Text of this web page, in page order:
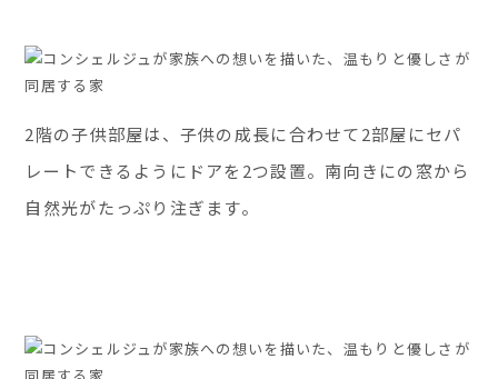
2階の子供部屋は、子供の成長に合わせて2部屋にセパ
レートできるようにドアを2つ設置。南向きにの窓から
自然光がたっぷり注ぎます。